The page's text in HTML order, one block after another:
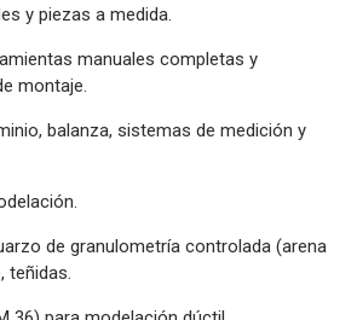
y piezas a medida.
manuales completas y
montaje.
balanza, sistemas de medición y
de granulometría controlada (arena
teñidas.